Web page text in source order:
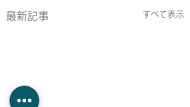
最新記事 すべて表示